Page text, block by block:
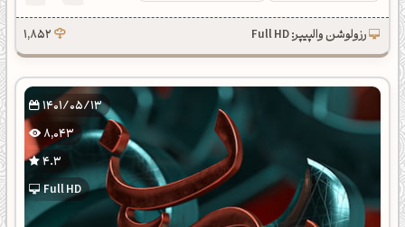
رزولوشن والپیپر: Full HD 1,852
1401/05/13
8,043
4.3
Full HD